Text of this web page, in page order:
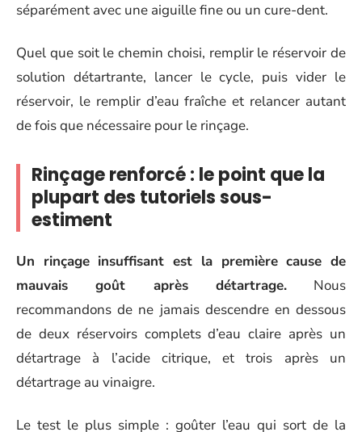
séparément avec une aiguille fine ou un cure-dent.
Quel que soit le chemin choisi, remplir le réservoir de
solution détartrante, lancer le cycle, puis vider le
réservoir, le remplir d’eau fraîche et relancer autant
de fois que nécessaire pour le rinçage.
Rinçage renforcé : le point que la
plupart des tutoriels sous-
estiment
Un rinçage insuffisant est la première cause de
mauvais goût après détartrage.Nous
recommandons de ne jamais descendre en dessous
de deux réservoirs complets d’eau claire après un
détartrage à l’acide citrique, et trois après un
détartrage au vinaigre.
Le test le plus simple : goûter l’eau qui sort de la